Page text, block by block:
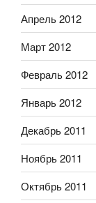
Апрель 2012
Март 2012
Февраль 2012
Январь 2012
Декабрь 2011
Ноябрь 2011
Октябрь 2011